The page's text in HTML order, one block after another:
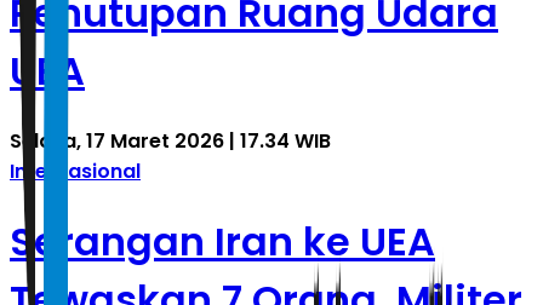
Penutupan Ruang Udara
UEA
Selasa, 17 Maret 2026 | 17.34 WIB
Internasional
Serangan Iran ke UEA